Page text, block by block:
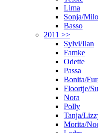
Lima
Sonja/
Basso
2011 >>
Sylvi/Ilan
Famke
Odette
Passa
Bonita/
Floortje/
Nora
Polly
Tanja/
Morita/